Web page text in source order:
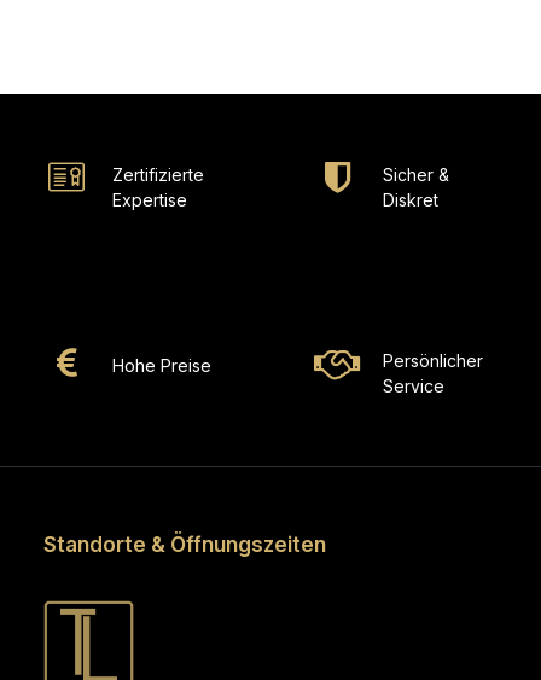
Zertifizierte
Expertise
Sicher &
Diskret
Hohe Preise
Persönlicher
Service
Standorte & Öffnungszeiten